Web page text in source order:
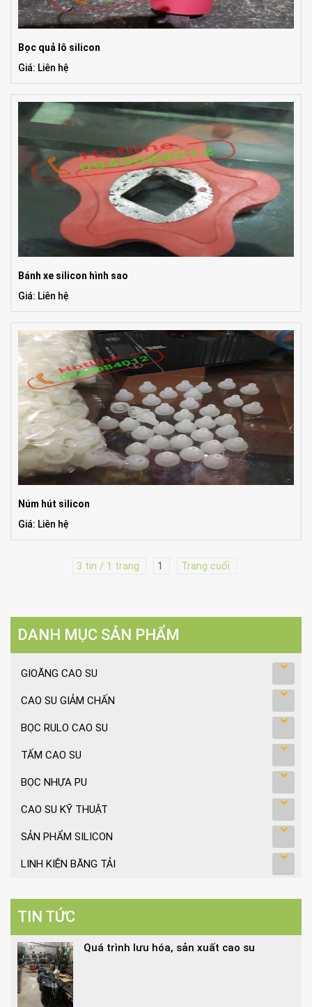
Bọc quả lô silicon
Giá: Liên hệ
Bánh xe silicon hình sao
Giá: Liên hệ
Núm hút silicon
Giá: Liên hệ
3 tin / 1 trang 1 Trang cuối
DANH MỤC SẢN PHẨM
GIOĂNG CAO SU
CAO SU GIẢM CHẤN
BỌC RULO CAO SU
TẤM CAO SU
BỌC NHỰA PU
CAO SU KỸ THUẬT
SẢN PHẨM SILICON
LINH KIỆN BĂNG TẢI
TIN TỨC
Quá trình lưu hóa, sản xuất cao su